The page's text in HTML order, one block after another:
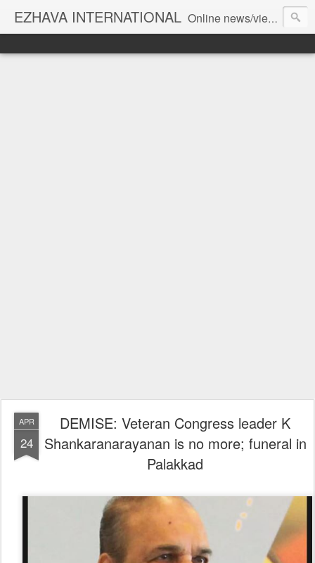
EZHAVA INTERNATIONAL Online news/views JOURNAL... Connecting the community worldwide Editorial Director: Prem Chandran
APR
24
DEMISE: Veteran Congress leader K
Shankaranarayanan is no more; funeral in
Palakkad